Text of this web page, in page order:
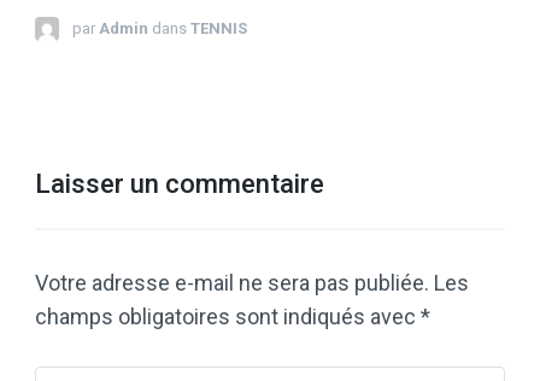
par Admin dans TENNIS
Laisser un commentaire
Votre adresse e-mail ne sera pas publiée. Les
champs obligatoires sont indiqués avec *